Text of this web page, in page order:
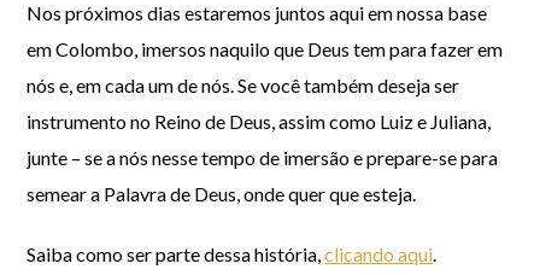
Nos próximos dias estaremos juntos aqui em nossa base
em Colombo, imersos naquilo que Deus tem para fazer em
nós e, em cada um de nós. Se você também deseja ser
instrumento no Reino de Deus, assim como Luiz e Juliana,
junte – se a nós nesse tempo de imersão e prepare-se para
semear a Palavra de Deus, onde quer que esteja.
Saiba como ser parte dessa história,clicando aqui.